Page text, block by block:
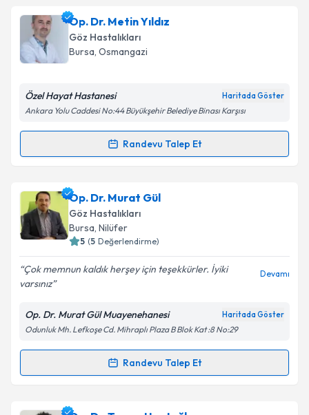
Takvim Talebini Gönder
Op. Dr. Üzeyir Özlükiçin randevu takvimi talebi
oluşturun. Size bu uzmandan randevu almanız için bir
takvim hazırlandığında e-posta ile bilgilendireceğiz.
Kişisel verilerimin işlenmesine ilişkin
Metni'ni okudum ve kişisel verilerimin belirtilen
Takvim Talebini Gönder
Op. Dr. Metin Yıldız
Göz Hastalıkları
Bursa, Osmangazi
Özel Hayat Hastanesi Haritada Göster
Ankara Yolu Caddesi No:44 Büyükşehir Belediye Binası Karşısı
Randevu Talep Et
Randevu Takvimi Talebi
Op. Dr. Metin Yıldız için randevu takvimi talebi
oluşturun. Size bu uzmandan randevu almanız için bir
takvim hazırlandığında e-posta ile bilgilendireceğiz.
Kişisel verilerimin işlenmesine ilişkin
Aydınlatma
Metni'ni okudum ve kişisel verilerimin belirtilen
kapsamda işlenmesini kabul ediyorum.
Op. Dr. Murat Gül
Göz Hastalıkları
Bursa, Nilüfer
5 (5 Değerlendirme)
Çok memnun kaldık herşey için teşekkürler. İyiki
varsınız
Devamı
Op. Dr. Murat Gül Muayenehanesi Haritada Göster
Odunluk Mh. Lefkoşe Cd. Mihraplı Plaza B Blok Kat :8 No:29
Randevu Talep Et
Randevu Takvimi Talebi